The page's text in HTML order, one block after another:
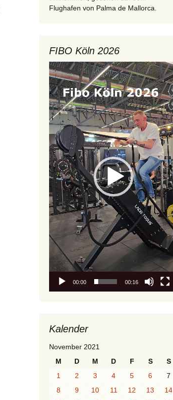
Flughafen von Palma de Mallorca.
FIBO Köln 2026
Video-
Player
00:00 00:16
Kalender
November 2021
M
D M D F S
S
1
2 3 4 5 6
7
8
9 10 11 12 13
14